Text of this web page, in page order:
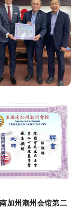
加州潮州会馆第二